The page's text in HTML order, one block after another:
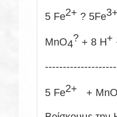
5 Fe2+ ? 5Fe3+
MnO4
? + 8 H+
5 Fe2+ + MnO